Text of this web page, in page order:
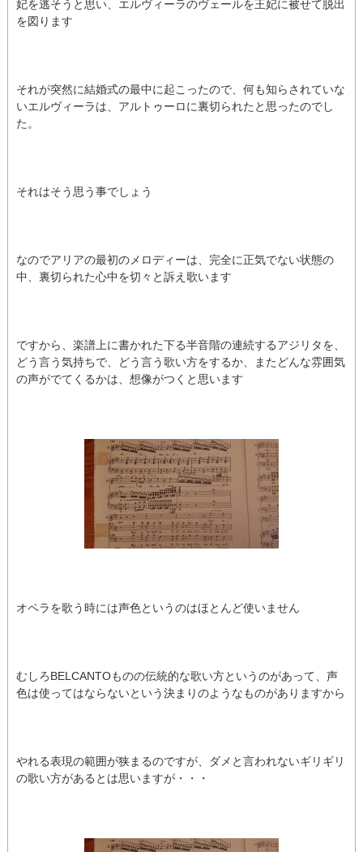
妃を逃そうと思い、エルヴィーラのヴェールを王妃に被せて脱出
を図ります
それが突然に結婚式の最中に起こったので、何も知らされていな
いエルヴィーラは、アルトゥーロに裏切られたと思ったのでし
た。
それはそう思う事でしょう
なのでアリアの最初のメロディーは、完全に正気でない状態の
中、裏切られた心中を切々と訴え歌います
ですから、楽譜上に書かれた下る半音階の連続するアジリタを、
どう言う気持ちで、どう言う歌い方をするか、またどんな雰囲気
の声がでてくるかは、想像がつくと思います
オペラを歌う時には声色というのはほとんど使いません
むしろBELCANTOものの伝統的な歌い方というのがあって、声
色は使ってはならないという決まりのようなものがありますから
やれる表現の範囲が狭まるのですが、ダメと言われないギリギリ
の歌い方があるとは思いますが・・・